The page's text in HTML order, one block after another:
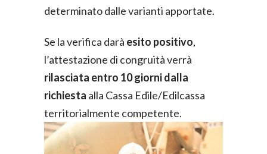
determinato dalle varianti apportate.
Se la verifica darà esito positivo,
l’attestazione di congruità verrà
rilasciata entro 10 giorni dalla
richiesta alla Cassa Edile/Edilcassa
territorialmente competente.